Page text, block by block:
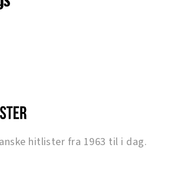
hitlister fra 1963 til i dag.